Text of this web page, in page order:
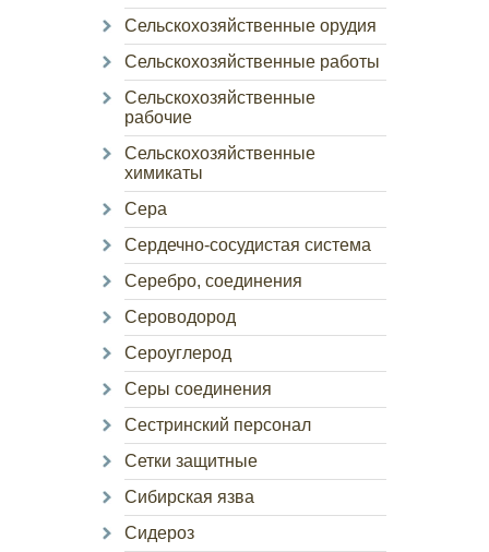
Сельскохозяйственные орудия
Сельскохозяйственные работы
Сельскохозяйственные
рабочие
Сельскохозяйственные
химикаты
Сера
Сердечно-сосудистая система
Серебро, соединения
Сероводород
Сероуглерод
Серы соединения
Сестринский персонал
Сетки защитные
Сибирская язва
Сидероз